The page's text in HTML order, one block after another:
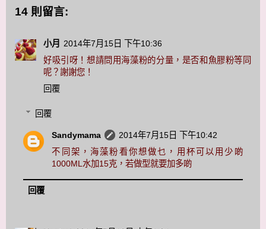
14 則留言:
小月
2014年7月15日 下午10:36
好吸引呀！想請問用海藻粉的分量，是否和魚膠粉等同
呢？謝謝您！
回覆
回覆
Sandymama
2014年7月15日 下午10:42
不同架，海藻粉看你想做乜，用杯可以用少啲
1000ML水加15克，若做型就要加多啲
回覆